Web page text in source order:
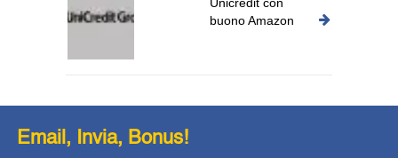
buono Amazon
Email, Invia, Bonus!